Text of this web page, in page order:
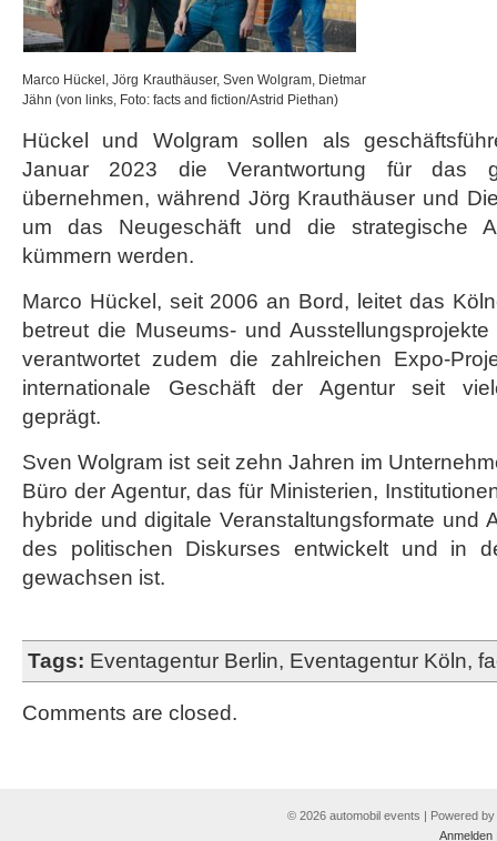
Marco Hückel, Jörg Krauthäuser, Sven Wolgram, Dietmar
Jähn (von links, Foto: facts and fiction/Astrid Piethan)
Hückel und Wolgram sollen als
Januar 2023 die Verantwortung für das
übernehmen, während Jörg Krauthäuser und
um das Neugeschäft und die strategische
kümmern werden.
Marco Hückel, seit 2006 an Bord, leitet das
betreut die Museums- und
verantwortet zudem die zahlreichen Expo-
internationale Geschäft der Agentur seit
geprägt.
Sven Wolgram ist seit zehn Jahren im
Büro der Agentur, das für Ministerien,
hybride und digitale Veranstaltungsformate und
des politischen Diskurses entwickelt und in
gewachsen ist.
Tags: Eventagentur Berlin, Eventagentur Köln,
Comments are closed.
© 2026 automobil events | Powered by
Anmelden|